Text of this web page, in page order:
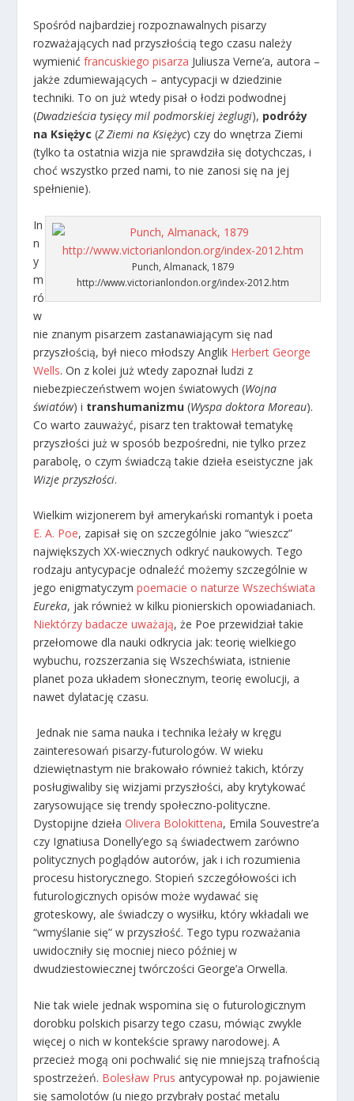
Spośród najbardziej rozpoznawalnych pisarzy
rozważających nad przyszłością tego czasu należy
wymienićfrancuskiego pisarza Juliusza Verne’a, autora –
jakże zdumiewających – antycypacji w dziedzinie
techniki. To on już wtedy pisał o łodzi podwodnej
(Dwadzieścia tysięcy mil podmorskiej żeglugi), podróży
na Księżyc (Z Ziemi na Księżyc) czy do wnętrza Ziemi
(tylko ta ostatnia wizja nie sprawdziła się dotychczas, i
choć wszystko przed nami, to nie zanosi się na jej
spełnienie).
Punch, Almanack, 1879
http://www.victorianlondon.org/index-2012.htm
In
n
y
m
ró
w
nie znanym pisarzem zastanawiającym się nad
przyszłością, był nieco młodszy Anglik Herbert George
Wells. On z kolei już wtedy zapoznał ludzi z
niebezpieczeństwem wojen światowych (Wojna
światów) i transhumanizmu (Wyspa doktora Moreau).
Co warto zauważyć, pisarz ten traktował tematykę
przyszłości już w sposób bezpośredni, nie tylko przez
parabolę, o czym świadczą takie dzieła eseistyczne jak
Wizje przyszłości.
Wielkim wizjonerem był amerykański romantyk i poeta
E. A. Poe, zapisał się on szczególnie jako “wieszcz”
największych XX-wiecznych odkryć naukowych. Tego
rodzaju antycypacje odnaleźć możemy szczególnie w
jego enigmatyczym poemacie o naturze Wszechświata
Eureka, jak również w kilku pionierskich opowiadaniach.
Niektórzy badacze uważają, że Poe przewidział takie
przełomowe dla nauki odkrycia jak: teorię wielkiego
wybuchu, rozszerzania się Wszechświata, istnienie
planet poza układem słonecznym, teorię ewolucji, a
nawet dylatację czasu.
Jednak nie sama nauka i technika leżały w kręgu
zainteresowań pisarzy-futurologów. W wieku
dziewiętnastym nie brakowało również takich, którzy
posługiwaliby się wizjami przyszłości, aby krytykować
zarysowujące się trendy społeczno-polityczne.
Dystopijne dziełaOlivera Bolokittena, Emila Souvestre’a
czy Ignatiusa Donelly’ego są świadectwem zarówno
politycznych poglądów autorów, jak i ich rozumienia
procesu historycznego. Stopień szczegółowości ich
futurologicznych opisów może wydawać się
groteskowy, ale świadczy o wysiłku, który wkładali we
“wmyślanie się” w przyszłość. Tego typu rozważania
uwidoczniły się mocniej nieco później w
dwudziestowiecznej twórczości George’a Orwella.
Nie tak wiele jednak wspomina się o futurologicznym
dorobku polskich pisarzy tego czasu, mówiąc zwykle
więcej o nich w kontekście sprawy narodowej. A
przecież mogą oni pochwalić się nie mniejszą trafnością
spostrzeżeń. Bolesław Prus antycypował np. pojawienie
się samolotów (u niego przybrały postać metalu